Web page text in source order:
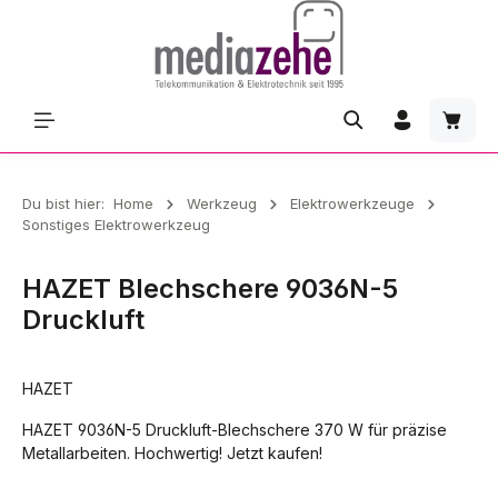
Du bist hier: Home Werkzeug
Elektrowerkzeuge
Sonstiges Elektrowerkzeug
HAZET Blechschere 9036N-5
Druckluft
HAZET
HAZET 9036N-5 Druckluft-Blechschere 370 W für präzise
Metallarbeiten. Hochwertig! Jetzt kaufen!